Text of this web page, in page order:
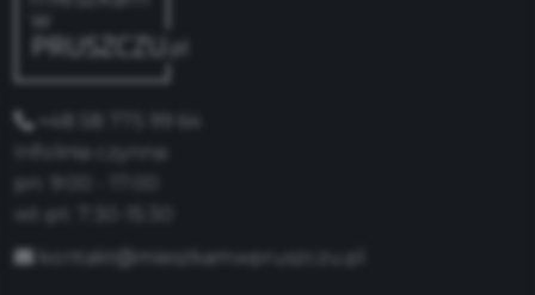
+48 58 775 99 64
Infolinia czynna:
kontakt@mieszkamwpruszczu.pl